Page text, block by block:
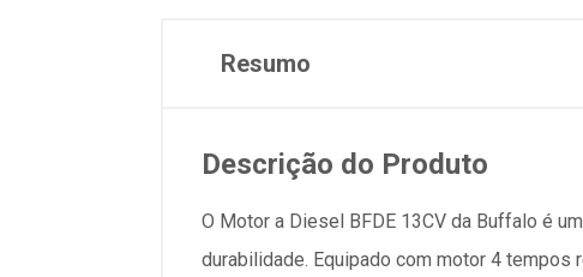
Resumo
Descrição do Produto
O Motor a Diesel BFDE 13CV da Buffalo é
durabilidade. Equipado com motor 4